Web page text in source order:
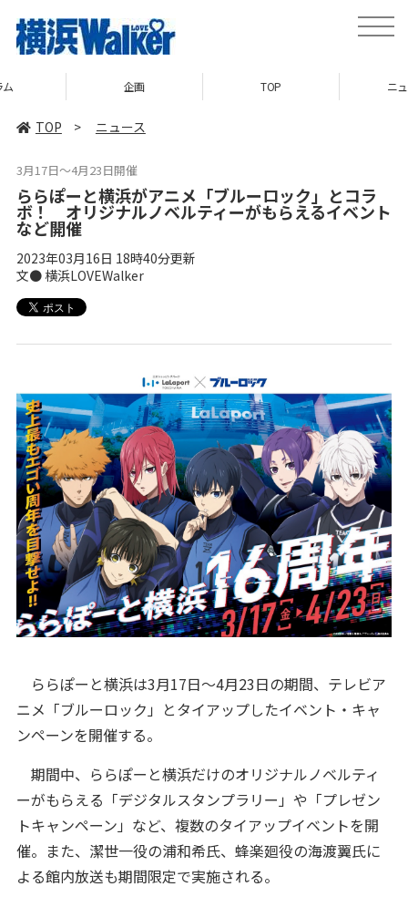
toggle
TOP > ニュース
3月17日～4月23日開催
ららぽーと横浜がアニメ「ブルーロック」とコラ
ボ！ オリジナルノベルティーがもらえるイベント
など開催
2023年03月16日 18時40分更新
文● 横浜LOVEWalker
ららぽーと横浜は3月17日～4月23日の期間、テレビア
ニメ「ブルーロック」とタイアップしたイベント・キャ
ンペーンを開催する。
期間中、ららぽーと横浜だけのオリジナルノベルティ
ーがもらえる「デジタルスタンプラリー」や「プレゼン
トキャンペーン」など、複数のタイアップイベントを開
催。また、潔世一役の浦和希氏、蜂楽廻役の海渡翼氏に
よる館内放送も期間限定で実施される。